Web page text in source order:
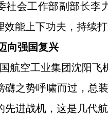
社会工作部副部长李
效能上下功夫，持续
向强国复兴
航空工业集团沈阳飞
礴之势呼啸而过，总
先进战机，这是几代